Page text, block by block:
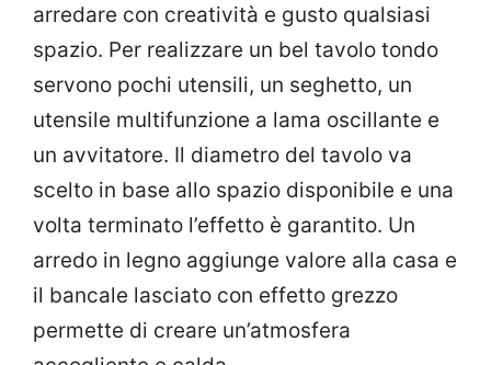
arredare con creatività e gusto qualsiasi
spazio. Per realizzare un bel tavolo tondo
servono pochi utensili, un seghetto, un
utensile multifunzione a lama oscillante e
un avvitatore. Il diametro del tavolo va
scelto in base allo spazio disponibile e una
volta terminato l’effetto è garantito. Un
arredo in legno aggiunge valore alla casa e
il bancale lasciato con effetto grezzo
permette di creare un’atmosfera